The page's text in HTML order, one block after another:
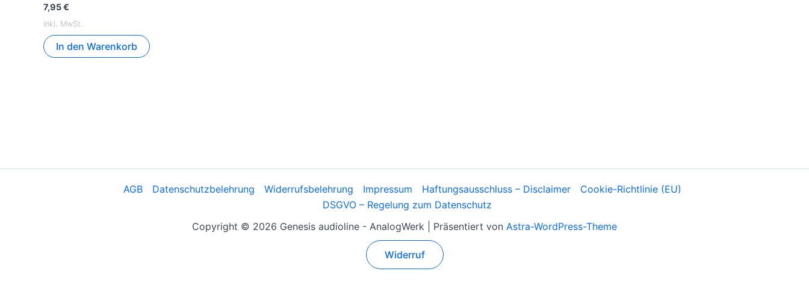
7,95€
inkl. MwSt.
In den Warenkorb
AGB Datenschutzbelehrung Widerrufsbelehrung Impressum Haftungsausschluss – Disclaimer
Cookie-Richtlinie (EU)
DSGVO – Regelung zum Datenschutz
Copyright © 2026 Genesis audioline - AnalogWerk | Präsentiert von Astra-WordPress-Theme
Widerruf